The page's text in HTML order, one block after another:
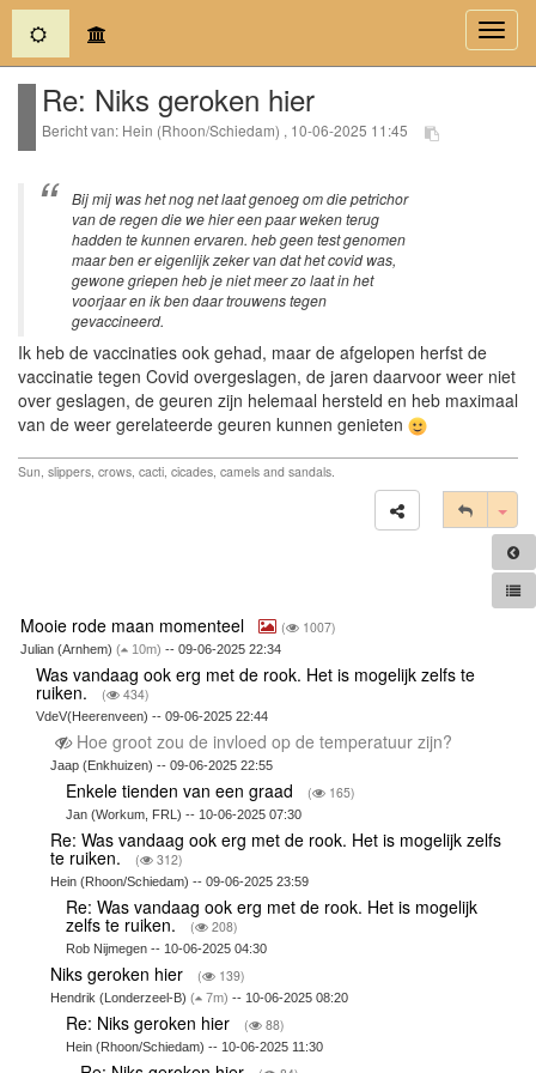
(current)
Re: Niks geroken hier
Bericht van: Hein (Rhoon/Schiedam) , 10-06-2025 11:45
Bij mij was het nog net laat genoeg om die petrichor
van de regen die we hier een paar weken terug
hadden te kunnen ervaren. heb geen test genomen
maar ben er eigenlijk zeker van dat het covid was,
gewone griepen heb je niet meer zo laat in het
voorjaar en ik ben daar trouwens tegen
gevaccineerd.
Ik heb de vaccinaties ook gehad, maar de afgelopen herfst de
vaccinatie tegen Covid overgeslagen, de jaren daarvoor weer niet
over geslagen, de geuren zijn helemaal hersteld en heb maximaal
van de weer gerelateerde geuren kunnen genieten
Sun, slippers, crows, cacti, cicades, camels and sandals.
Mooie rode maan momenteel ( 1007)
Julian (Arnhem) ( 10m) -- 09-06-2025 22:34
Was vandaag ook erg met de rook. Het is mogelijk zelfs te
ruiken. ( 434)
VdeV(Heerenveen) -- 09-06-2025 22:44
Hoe groot zou de invloed op de temperatuur zijn?
Jaap (Enkhuizen) -- 09-06-2025 22:55
Enkele tienden van een graad ( 165)
Jan (Workum, FRL) -- 10-06-2025 07:30
Re: Was vandaag ook erg met de rook. Het is mogelijk zelfs
te ruiken. ( 312)
Hein (Rhoon/Schiedam) -- 09-06-2025 23:59
Re: Was vandaag ook erg met de rook. Het is mogelijk
zelfs te ruiken. ( 208)
Rob Nijmegen -- 10-06-2025 04:30
Niks geroken hier ( 139)
Hendrik (Londerzeel-B)( 7m) -- 10-06-2025 08:20
Re: Niks geroken hier ( 88)
Hein (Rhoon/Schiedam) -- 10-06-2025 11:30